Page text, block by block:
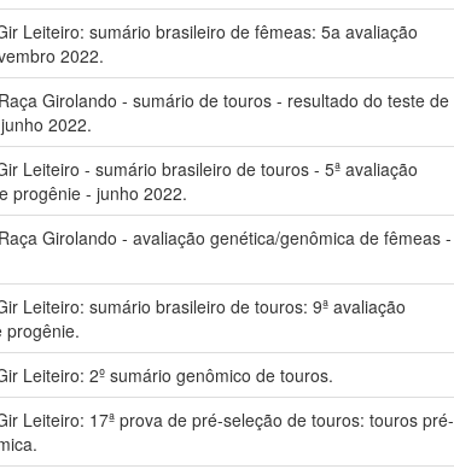
Leiteiro: sumário brasileiro de fêmeas: 5a avaliação
2022.
Girolando - sumário de touros - resultado do teste de
2022.
Leiteiro - sumário brasileiro de touros - 5ª avaliação
progênie - junho 2022.
Girolando - avaliação genética/genômica de fêmeas -
Leiteiro: sumário brasileiro de touros: 9ª avaliação
progênie.
Leiteiro: 2º sumário genômico de touros.
Leiteiro: 17ª prova de pré-seleção de touros: touros pré-